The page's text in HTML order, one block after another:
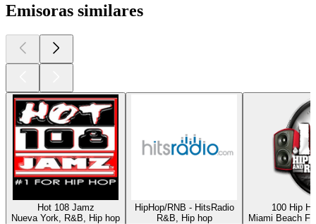
Emisoras similares
Hot 108 Jamz
Nueva York, R&B, Hip hop
HipHop/RNB - HitsRadio
R&B, Hip hop
100 Hip
Miami Beach